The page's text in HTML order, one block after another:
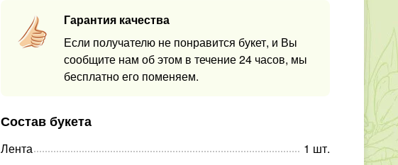
Гарантия качества
Если получателю не понравится букет, и Вы
сообщите нам об этом в течение 24 часов, мы
бесплатно его поменяем.
Состав букета
Лента 1 шт.